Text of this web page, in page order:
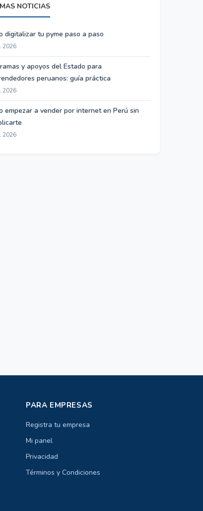
NOTICIAS
digitalizar tu pyme paso a paso
2026
y apoyos del Estado para
peruanos: guía práctica
2026
empezar a vender por internet en Perú sin
2026
PARA EMPRESAS
Registra tu empresa
Mi panel
Privacidad
Términos y Condiciones